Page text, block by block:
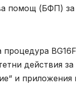
помощ (БФП)
действия
и